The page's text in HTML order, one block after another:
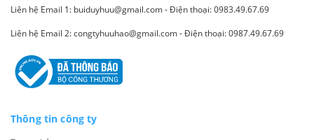
Liên hệ Email 1: buiduyhuu@gmail.com - Điện thoại: 0983.49.67.69
Liên hệ Email 2: congtyhuuhao@gmail.com - Điện thoại: 0987.49.67.69
Thông tin công ty